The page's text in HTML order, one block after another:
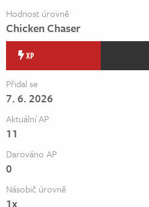
Redakce
Živě
Hodnost úrovně
Chicken Chaser
XP
Přidal se
7. 6. 2026
Aktuální AP
11
Darováno AP
0
Násobič úrovně
1x